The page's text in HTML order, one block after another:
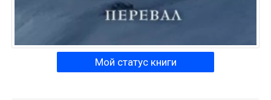
Мой статус книги